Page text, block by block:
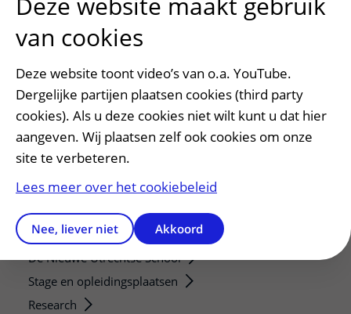
Afspraak maken of wijzigen
Voorbereiden op uw afspraak
Wijzigen patiëntgegevens
Opvragen kopie dossier
Onderwijs en onderzoek
Onze opleidingen
De Nieuwe Utrechtse School
Stage en opleidingsplaatsen
Research
van cookies
Deze website toont video’s van o.a. YouTube.
Dergelijke partijen plaatsen cookies (third party
cookies). Als u deze cookies niet wilt kunt u dat hier
aangeven. Wij plaatsen zelf ook cookies om onze
site te verbeteren.
Lees meer over het cookiebeleid
Nee, liever niet Akkoord